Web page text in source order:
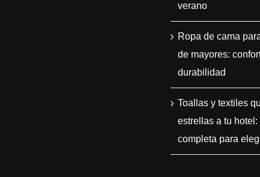
verano
Ropa de cama
de mayores:
durabilidad
Toallas y textiles
estrellas a tu hotel:
completa para